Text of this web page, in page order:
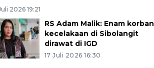
2026 19:21
RS Adam Malik: Enam korban
kecelakaan di Sibolangit
dirawat di IGD
17 Juli 2026 16:30